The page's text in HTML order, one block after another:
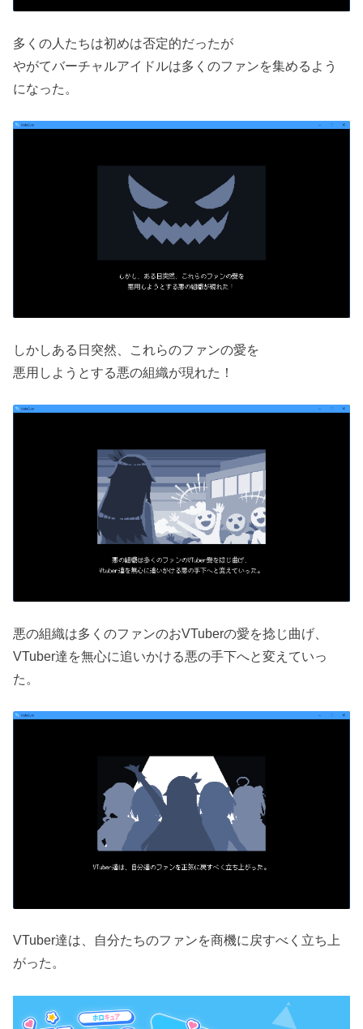
多くの人たちは初めは否定的だったが
やがてバーチャルアイドルは多くのファンを集めるよう
になった。
しかしある日突然、これらのファンの愛を
悪用しようとする悪の組織が現れた！
悪の組織は多くのファンのおVTuberの愛を捻じ曲げ、
VTuber達を無心に追いかける悪の手下へと変えていっ
た。
VTuber達は、自分たちのファンを商機に戻すべく立ち上
がった。